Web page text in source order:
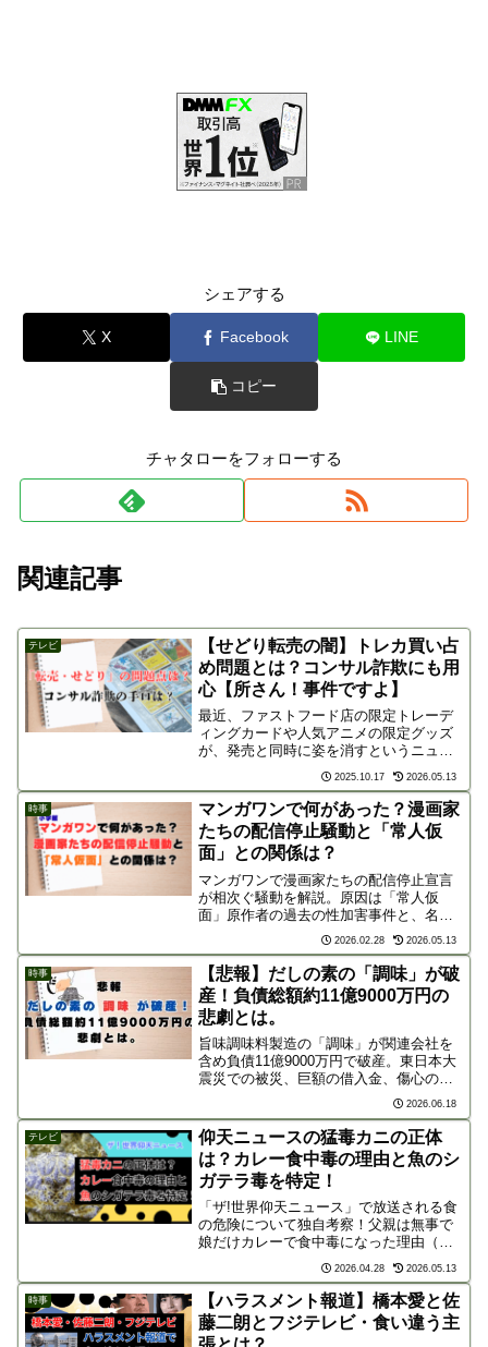
シェアする
X Facebook LINE
コピー
チャタローをフォローする
関連記事
テレビ
【せどり転売の闇】トレカ買い占
め問題とは？コンサル詐欺にも用
心【所さん！事件ですよ】
最近、ファストフード店の限定トレーデ
ィングカードや人気アニメの限定グッズ
が、発売と同時に姿を消すというニュー
スを目にしませんでしたか？ その裏に
は、常に「転売ヤー」の存在が囁かれま
す。今回は、2025年10月18日NHKで放送
の「所さん！事...
2025.10.17 2026.05.13
時事
マンガワンで何があった？漫画家
たちの配信停止騒動と「常人仮
面」との関係は？
マンガワンで漫画家たちの配信停止宣言
が相次ぐ騒動を解説。原因は「常人仮
面」原作者の過去の性加害事件と、名義
を変えて起用した編集部の隠蔽体質への
不信感です。小学館の声明が不十分との
批判が集まる中、作家たちが抗議の声を
あげる経緯をまとめました。
2026.02.28 2026.05.13
時事
【悲報】だしの素の「調味」が破
産！負債総額約11億9000万円の
悲劇とは。
旨味調味料製造の「調味」が関連会社を
含め負債11億9000万円で破産。東日本大
震災での被災、巨額の借入金、傷心のな
か訪れた創業者の死去という「3つの悲
劇」の連鎖と、水産業界や地域経済への
深刻な影響を解説。
2026.06.18
テレビ
仰天ニュースの猛毒カニの正体
は？カレー食中毒の理由と魚のシ
ガテラ毒を特定！
「ザ!世界仰天ニュース」で放送される食
の危険について独自考察！父親は無事で
娘だけカレーで食中毒になった理由（ウ
ェルシュ菌）、スーパーの魚煮付けで起
きる味覚異常（シガテラ毒）、化学兵器
指定の猛毒カニ（サキシトキシン）の正
体を徹底解説します。
2026.04.28 2026.05.13
時事
【ハラスメント報道】橋本愛と佐
藤二朗とフジテレビ・食い違う主